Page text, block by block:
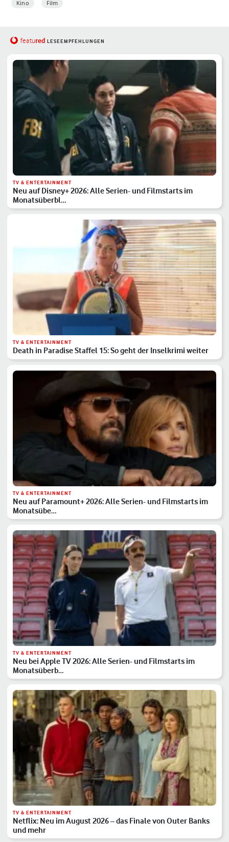
Kino Film
featured LESEEMPFEHLUNGEN
TV & ENTERTAINMENT
Neu auf Disney+ 2026: Alle Serien- und Filmstarts im
Monatsüberbl…
TV & ENTERTAINMENT
Death in Paradise Staffel 15: So geht der Inselkrimi weiter
TV & ENTERTAINMENT
Neu auf Paramount+ 2026: Alle Serien- und Filmstarts im
Monatsübe…
TV & ENTERTAINMENT
Neu bei Apple TV 2026: Alle Serien- und Filmstarts im
Monatsüberb…
TV & ENTERTAINMENT
Netflix: Neu im August 2026 – das Finale von Outer Banks
und mehr